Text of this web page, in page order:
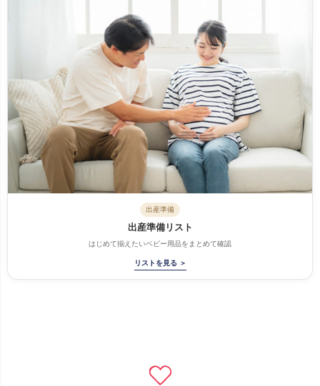
出産準備
出産準備リスト
はじめて揃えたいベビー用品をまとめて確認
リストを見る ＞